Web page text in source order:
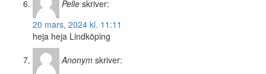
Pelle skriver:
20 mars, 2024 kl. 11:11
heja heja Lindköping
Anonym skriver: